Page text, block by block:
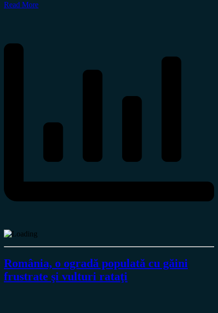
Read More
România, o ogradă populată cu găini
frustrate şi vulturi rataţi